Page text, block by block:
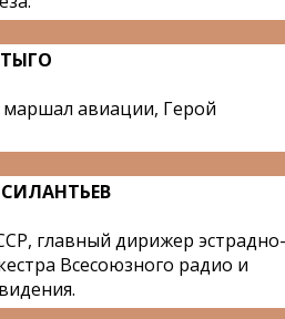
авиации, Герой
главный дирижер эстрадно-
Всесоюзного радио и